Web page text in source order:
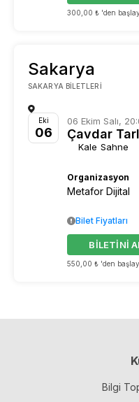
300,00 ₺ 'den
Sakarya
SAKARYA BILETLERI
Eki
06
06 Ekim Salı,
Çavdar
Kale Sahne
Organizasyon
Metafor Dijital
550,00 ₺ 'den
BİLETİNİ
Bilet Fiyatları
Bilgi